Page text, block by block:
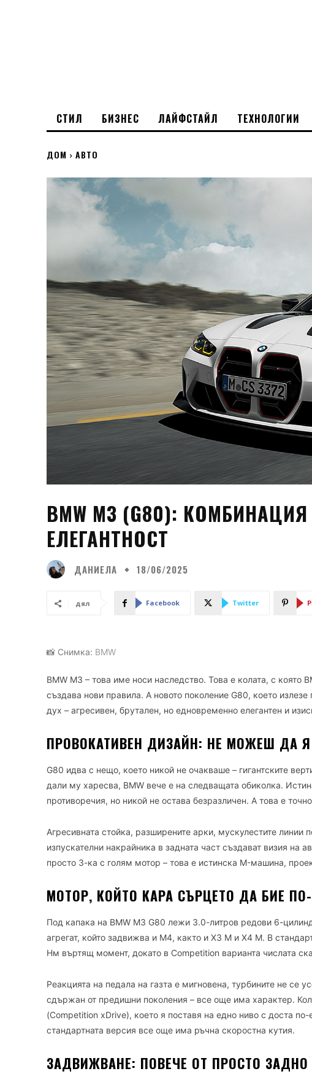
СТИЛ БИЗНЕС ЛАЙФСТАЙЛ ТЕХНОЛОГИИ
ДОМ АВТО
BMW M3 (G80):
ЕЛЕГАНТНОСТ
ДАНИЕЛА 18/06/2025
дял Facebook Twitter
📸 Снимка: BMW
BMW M3 – това име носи наследство. Това е колата, с която
създава нови правила. А новото поколение G80, което
дух – агресивен, брутален, но едновременно елегантен и
ПРОВОКАТИВЕН ДИЗАЙН: НЕ МОЖЕШ ДА
G80 идва с нещо, което никой не очакваше – гигантските
дали му харесва, BMW вече е на следващата обиколка.
противоречия, но никой не остава безразличен. А това е
Агресивната стойка, разширените арки, мускулестите линии
изпускателни накрайника в задната част създават визия на
просто 3-ка с голям мотор – това е истинска M-машина,
МОТОР, КОЙТО КАРА СЪРЦЕТО ДА БИЕ
Под капака на BMW M3 G80 лежи 3.0-литров редови 6-
агрегат, който задвижва и M4, както и X3 M и X4 M. В
Нм въртящ момент, докато в Competition варианта числата
Реакцията на педала на газта е мигновена, турбините не се
сдържан от предишни поколения – все още има характер.
(Competition xDrive), което я поставя на едно ниво с доста
стандартната версия все още има ръчна скоростна кутия.
ЗАДВИЖВАНЕ: ПОВЕЧЕ ОТ ПРОСТО ЗАДНО